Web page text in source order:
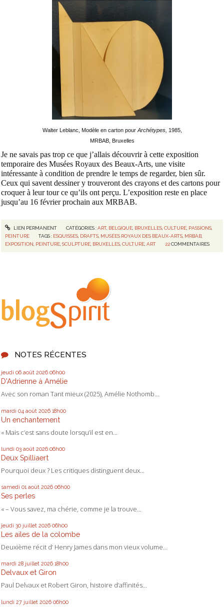
NOTES RÉCENTES
jeudi 06 août 2026 06h00
D'Adrienne à Amélie
Avec son roman Tant mieux (2025), Amélie Nothomb...
mardi 04 août 2026 18h00
Un enchantement
« Mais c’est sans doute lorsqu’il est en...
lundi 03 août 2026 06h00
Deux Spilliaert
Pourquoi deux ? Les critiques distinguent deux...
samedi 01 août 2026 06h00
Ses perles
« – Vous savez, ma chérie, comme je la trouve...
jeudi 30 juillet 2026 06h00
Les ailes de la colombe
Deuxième récit d’ Henry James dans mon vieux volume...
mardi 28 juillet 2026 18h00
Delvaux et Giron
Paul Delvaux et Robert Giron, histoire d’affinités...
lundi 27 juillet 2026 06h00
Walter Leblanc, Modèle en carton pour Archétypes, 1985,
MRBAB, Bruxelles
Je ne savais pas trop ce que j’allais découvrir à cette exposition
temporaire des Musées Royaux des Beaux-Arts, une visite
intéressante à condition de prendre le temps de regarder, bien sûr.
Ceux qui savent dessiner y trouveront des crayons et des cartons pour
croquer à leur tour ce qu’ils ont perçu. L’exposition reste en place
jusqu’au 16 février prochain aux MRBAB.
LIEN PERMANENT CATÉGORIES :ART, BELGIQUE, BRUXELLES, CULTURE, PASSIONS,
PEINTURE
TAGS : ESQUISSES DRAFTS MUSÉES ROYAUX DES BEAUX-ARTS MRBAB
EXPOSITION PEINTURE ,SCULPTURE BRUXELLES ,CULTURE ,ART 22 COMMENTAIRES